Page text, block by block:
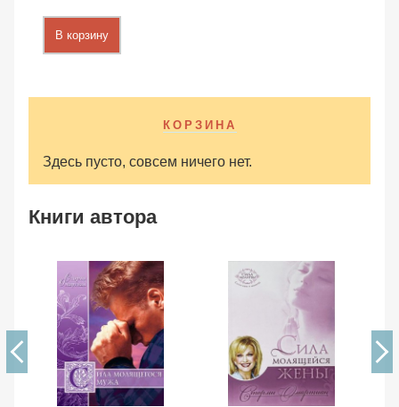
В корзину
КОРЗИНА
Здесь пусто, совсем ничего нет.
Книги автора